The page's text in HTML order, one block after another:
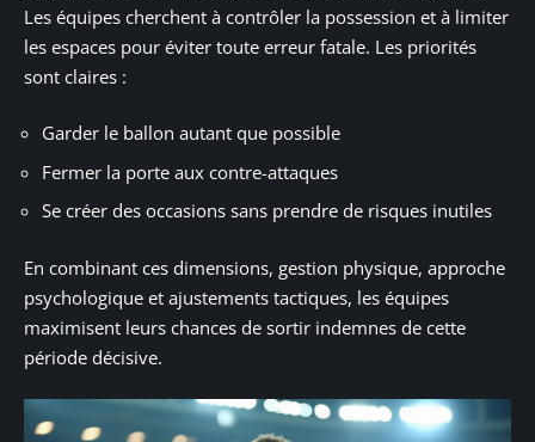
Les équipes cherchent à contrôler la possession et à limiter
les espaces pour éviter toute erreur fatale. Les priorités
sont claires :
Garder le ballon autant que possible
Fermer la porte aux contre-attaques
Se créer des occasions sans prendre de risques inutiles
En combinant ces dimensions, gestion physique, approche
psychologique et ajustements tactiques, les équipes
maximisent leurs chances de sortir indemnes de cette
période décisive.